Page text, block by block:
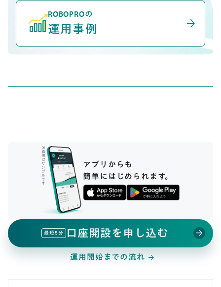
ROBOPROの
運用事例 arrow_forward
※
画
像
は
サ
ン
プ
ル
で
す
アプリからも
簡単にはじめられます。
最短5分 口座開設を申し込む arrow_forward
運用開始までの流れ arrow_forward